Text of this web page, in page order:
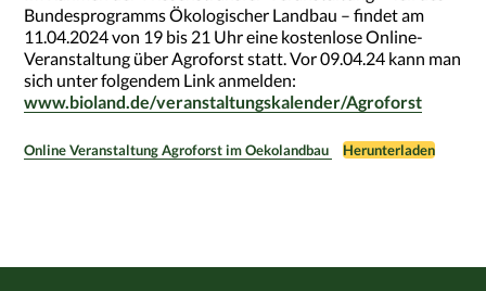
Bundesprogramms Ökologischer Landbau – findet am
11.04.2024 von 19 bis 21 Uhr eine kostenlose Online-
Veranstaltung über Agroforst statt. Vor 09.04.24 kann man
sich unter folgendem Link anmelden:
www.bioland.de/veranstaltungskalender/Agroforst
Online Veranstaltung Agroforst im Oekolandbau Herunterladen